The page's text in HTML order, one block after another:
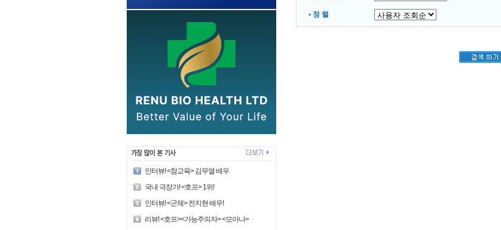
인터뷰! <참교육> 김무열 배우
국내 극장가! <호프> 1위!
인터뷰! <군체> 전지현 배우!
리뷰! <호프><가능주의자> <모아나>
• 정 렬